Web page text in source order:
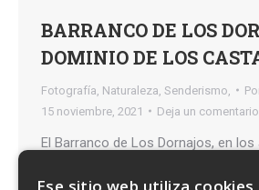
BARRANCO DE LOS
DOMINIO DE LOS
Fotografía Naturaleza Senderismo,
15 noviembre, 2021
Deja un comentario
El Barranco de Los Dornajos, en
Victoria de Acentejo, es un lugar